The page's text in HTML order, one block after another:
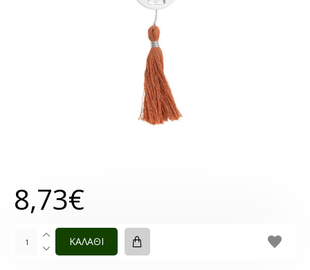
8,73€
ΚΑΛΑΘΙ